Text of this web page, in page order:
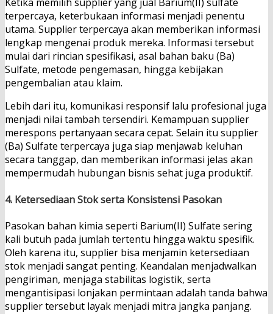
Ketika memilih supplier yang jual Barium(II) sulfate
terpercaya, keterbukaan informasi menjadi penentu
utama. Supplier terpercaya akan memberikan informasi
lengkap mengenai produk mereka. Informasi tersebut
mulai dari rincian spesifikasi, asal bahan baku (Ba)
Sulfate, metode pengemasan, hingga kebijakan
pengembalian atau klaim.
Lebih dari itu, komunikasi responsif lalu profesional juga
menjadi nilai tambah tersendiri. Kemampuan supplier
merespons pertanyaan secara cepat. Selain itu supplier
(Ba) Sulfate terpercaya juga siap menjawab keluhan
secara tanggap, dan memberikan informasi jelas akan
mempermudah hubungan bisnis sehat juga produktif.
4. Ketersediaan Stok serta Konsistensi Pasokan
Pasokan bahan kimia seperti Barium(II) Sulfate sering
kali butuh pada jumlah tertentu hingga waktu spesifik.
Oleh karena itu, supplier bisa menjamin ketersediaan
stok menjadi sangat penting. Keandalan menjadwalkan
pengiriman, menjaga stabilitas logistik, serta
mengantisipasi lonjakan permintaan adalah tanda bahwa
supplier tersebut layak menjadi mitra jangka panjang.